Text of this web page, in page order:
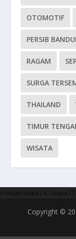
OTOMOTIF
PERSIB
RAGAM
SURGA
THAILAND
TIMUR
WISATA
Portalmedia24 Dewa77
Copyright ©